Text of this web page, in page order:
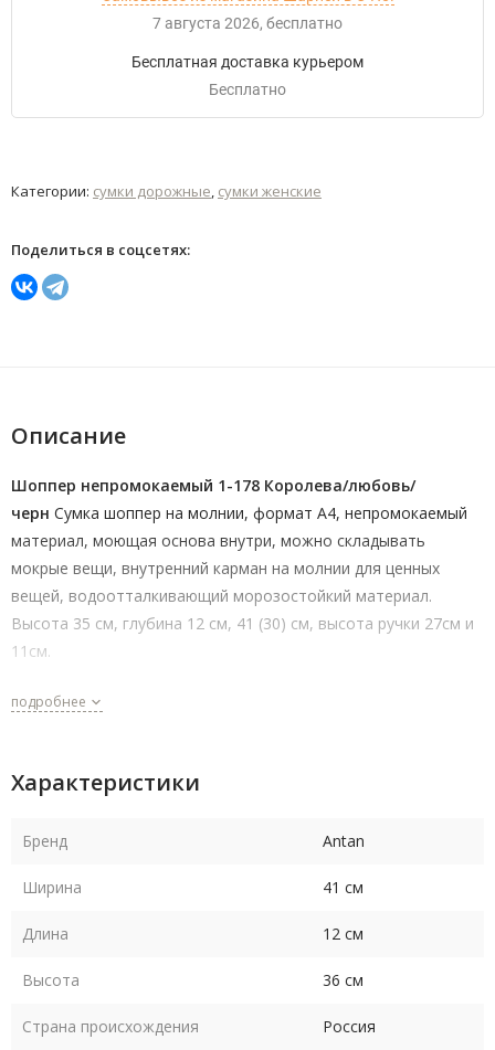
7 августа 2026
Бесплатно
Бесплатная доставка курьером
Бесплатно
Категории: сумки дорожные, сумки женские
Поделиться в соцсетях:
Описание
Шоппер непромокаемый 1-178 Королева/любовь/
черн Сумка шоппер на молнии, формат A4, непромокаемый
материал, моющая основа внутри, можно складывать
мокрые вещи, внутренний карман на молнии для ценных
вещей, водоотталкивающий морозостойкий материал.
Высота 35 см, глубина 12 см, 41 (30) см, высота ручки 27см и
11см.
подробнее
Характеристики
Бренд Antan
Ширина 41 см
Длина 12 см
Высота 36 см
Страна происхождения Россия